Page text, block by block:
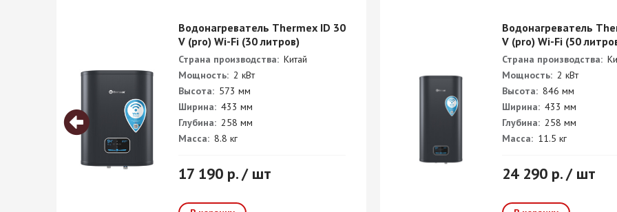
Водонагреватель Thermex ID 30
V (pro) Wi-Fi (30 литров)
Страна производства: Китай
Мощность: 2 кВт
Высота: 573 мм
Ширина: 433 мм
Глубина: 258 мм
Масса: 8.8 кг
17 190 р. / шт
Водонагреватель
V (pro) Wi-Fi (50
Страна производства:
Мощность: 2 кВт
Высота: 846 мм
Ширина: 433 мм
Глубина: 258 мм
Масса: 11.5 кг
24 290 р. / шт